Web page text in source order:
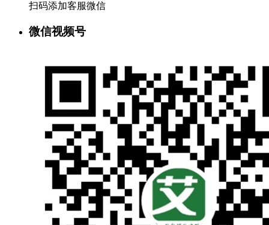
扫码添加客服微信
微信视频号